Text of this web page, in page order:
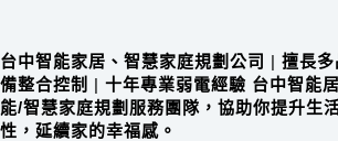
台中智能家居、智慧家庭規劃公司 | 擅長
備整合控制 | 十年專業弱電經驗 台中智能
能/智慧家庭規劃服務團隊，協助你提升生
性，延續家的幸福感。